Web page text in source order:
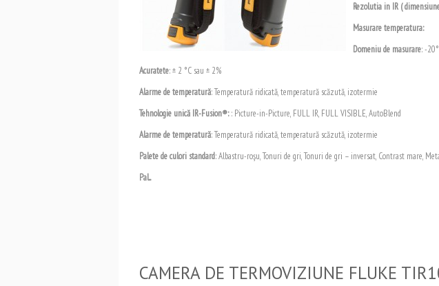
Rezolutia in IR (
Masurare temperatura:
Domeniu de masurare: -
Acuratete: ± 2 °C sau ± 2%
Alarme de temperatură: Temperatură ridicată, temperatură scăzută, izotermie
Tehnologie unică IR-Fusion®:: Picture-in-Picture, FULL IR, FULL VISIBLE, AutoBlend
Alarme de temperatură: Temperatură ridicată, temperatură scăzută, izotermie
Palete de culori standard: Albastru-roşu, Tonuri de gri, Tonuri de gri – inversat, Contrast mare,
Pal...
CAMERA DE TERMOVIZIUNE FLUKE